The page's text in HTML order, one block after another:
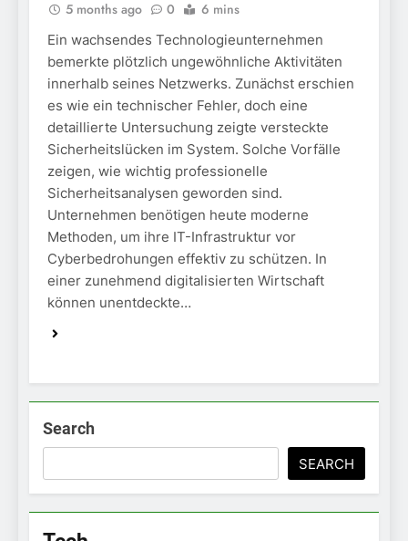
5 months ago 0 6 mins
Ein wachsendes Technologieunternehmen
bemerkte plötzlich ungewöhnliche Aktivitäten
innerhalb seines Netzwerks. Zunächst erschien
es wie ein technischer Fehler, doch eine
detaillierte Untersuchung zeigte versteckte
Sicherheitslücken im System. Solche Vorfälle
zeigen, wie wichtig professionelle
Sicherheitsanalysen geworden sind.
Unternehmen benötigen heute moderne
Methoden, um ihre IT-Infrastruktur vor
Cyberbedrohungen effektiv zu schützen. In
einer zunehmend digitalisierten Wirtschaft
können unentdeckte…
Search
SEARCH